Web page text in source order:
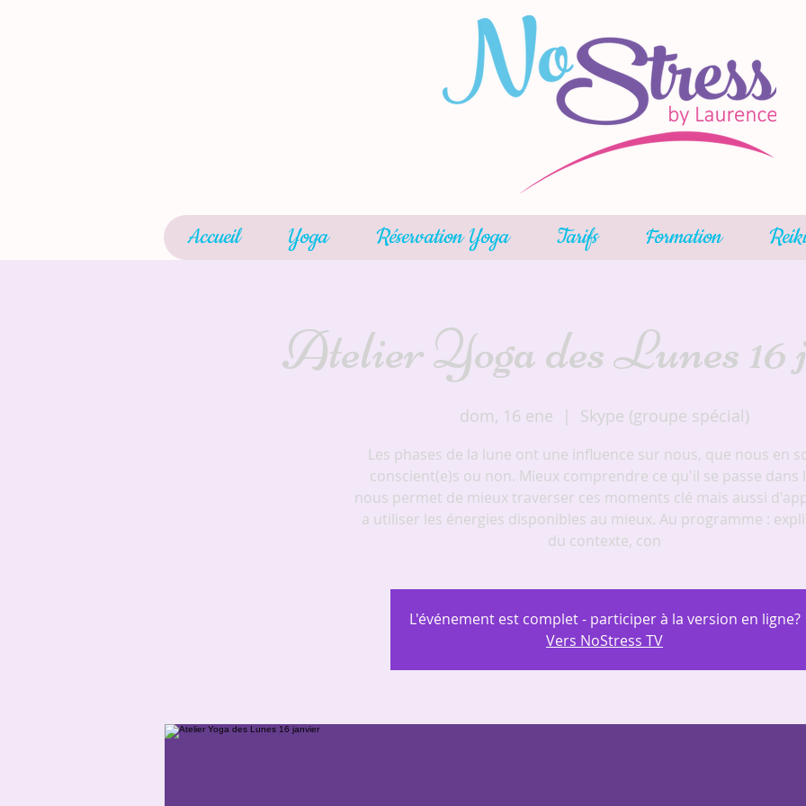
Accueil Yoga Réservation Yoga Tarifs Formation Reiki
Atelier Yoga des Lunes 16
dom, 16 ene
  |
Skype (groupe spécial)
Les phases de la lune ont une influence sur nous, que nous en
conscient(e)s ou non. Mieux comprendre ce qu'il se passe dans
nous permet de mieux traverser ces moments clé mais aussi
a utiliser les énergies disponibles au mieux. Au programme :
L'événement est complet - participer à la version en ligne?
Vers NoStress TV